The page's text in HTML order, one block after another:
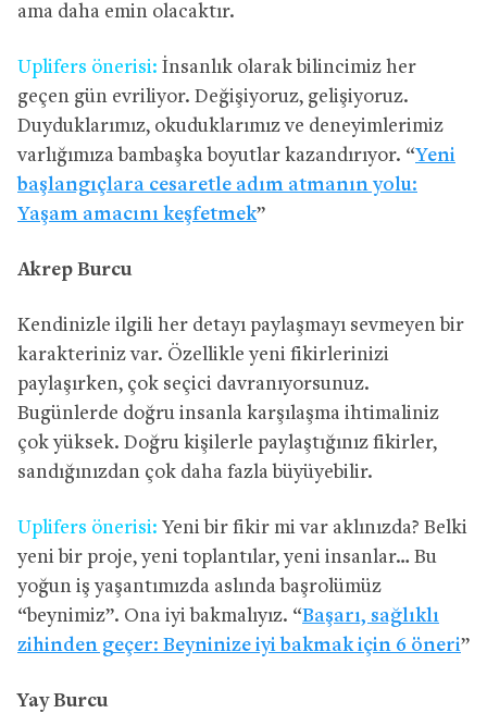
ama daha emin olacaktır.
Uplifers önerisi: İnsanlık olarak bilincimiz her
geçen gün evriliyor. Değişiyoruz, gelişiyoruz.
Duyduklarımız, okuduklarımız ve deneyimlerimiz
varlığımıza bambaşka boyutlar kazandırıyor. “Yeni
başlangıçlara cesaretle adım atmanın yolu:
Yaşam amacını keşfetmek”
Akrep Burcu
Kendinizle ilgili her detayı paylaşmayı sevmeyen bir
karakteriniz var. Özellikle yeni fikirlerinizi
paylaşırken, çok seçici davranıyorsunuz.
Bugünlerde doğru insanla karşılaşma ihtimaliniz
çok yüksek. Doğru kişilerle paylaştığınız fikirler,
sandığınızdan çok daha fazla büyüyebilir.
Uplifers önerisi: Yeni bir fikir mi var aklınızda? Belki
yeni bir proje, yeni toplantılar, yeni insanlar… Bu
yoğun iş yaşantımızda aslında başrolümüz
“beynimiz”. Ona iyi bakmalıyız. “Başarı, sağlıklı
zihinden geçer: Beyninize iyi bakmak için 6 öneri”
Yay Burcu